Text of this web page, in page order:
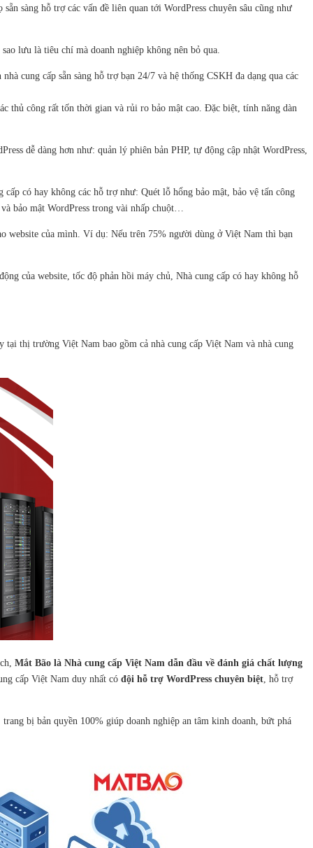
sàng hỗ trợ các vấn đề liên quan tới WordPress chuyên sâu cũng như
lưu là tiêu chí mà doanh nghiệp không nên bỏ qua.
cung cấp sẵn sàng hỗ trợ bạn 24/7 và hệ thống CSKH đa dạng qua các
thủ công rất tốn thời gian và rủi ro bảo mật cao. Đặc biệt, tính năng dàn
dễ dàng hơn như: quản lý phiên bản PHP, tự động cập nhật WordPress,
có hay không các hỗ trợ như: Quét lỗ hổng bảo mật, bảo vệ tấn công
bảo mật WordPress trong vài nhấp chuột…
của mình. Ví dụ: Nếu trên 75% người dùng ở Việt Nam thì bạn
của website, tốc độ phản hồi máy chủ, Nhà cung cấp có hay không hỗ
thị trường Việt Nam bao gồm cả nhà cung cấp Việt Nam và nhà cung
Mắt Bão là Nhà cung cấp Việt Nam dẫn đầu về đánh giá chất lượng
cấp Việt Nam duy nhất có đội hỗ trợ WordPress chuyên biệt, hỗ trợ
bị bản quyền 100% giúp doanh nghiệp an tâm kinh doanh, bứt phá